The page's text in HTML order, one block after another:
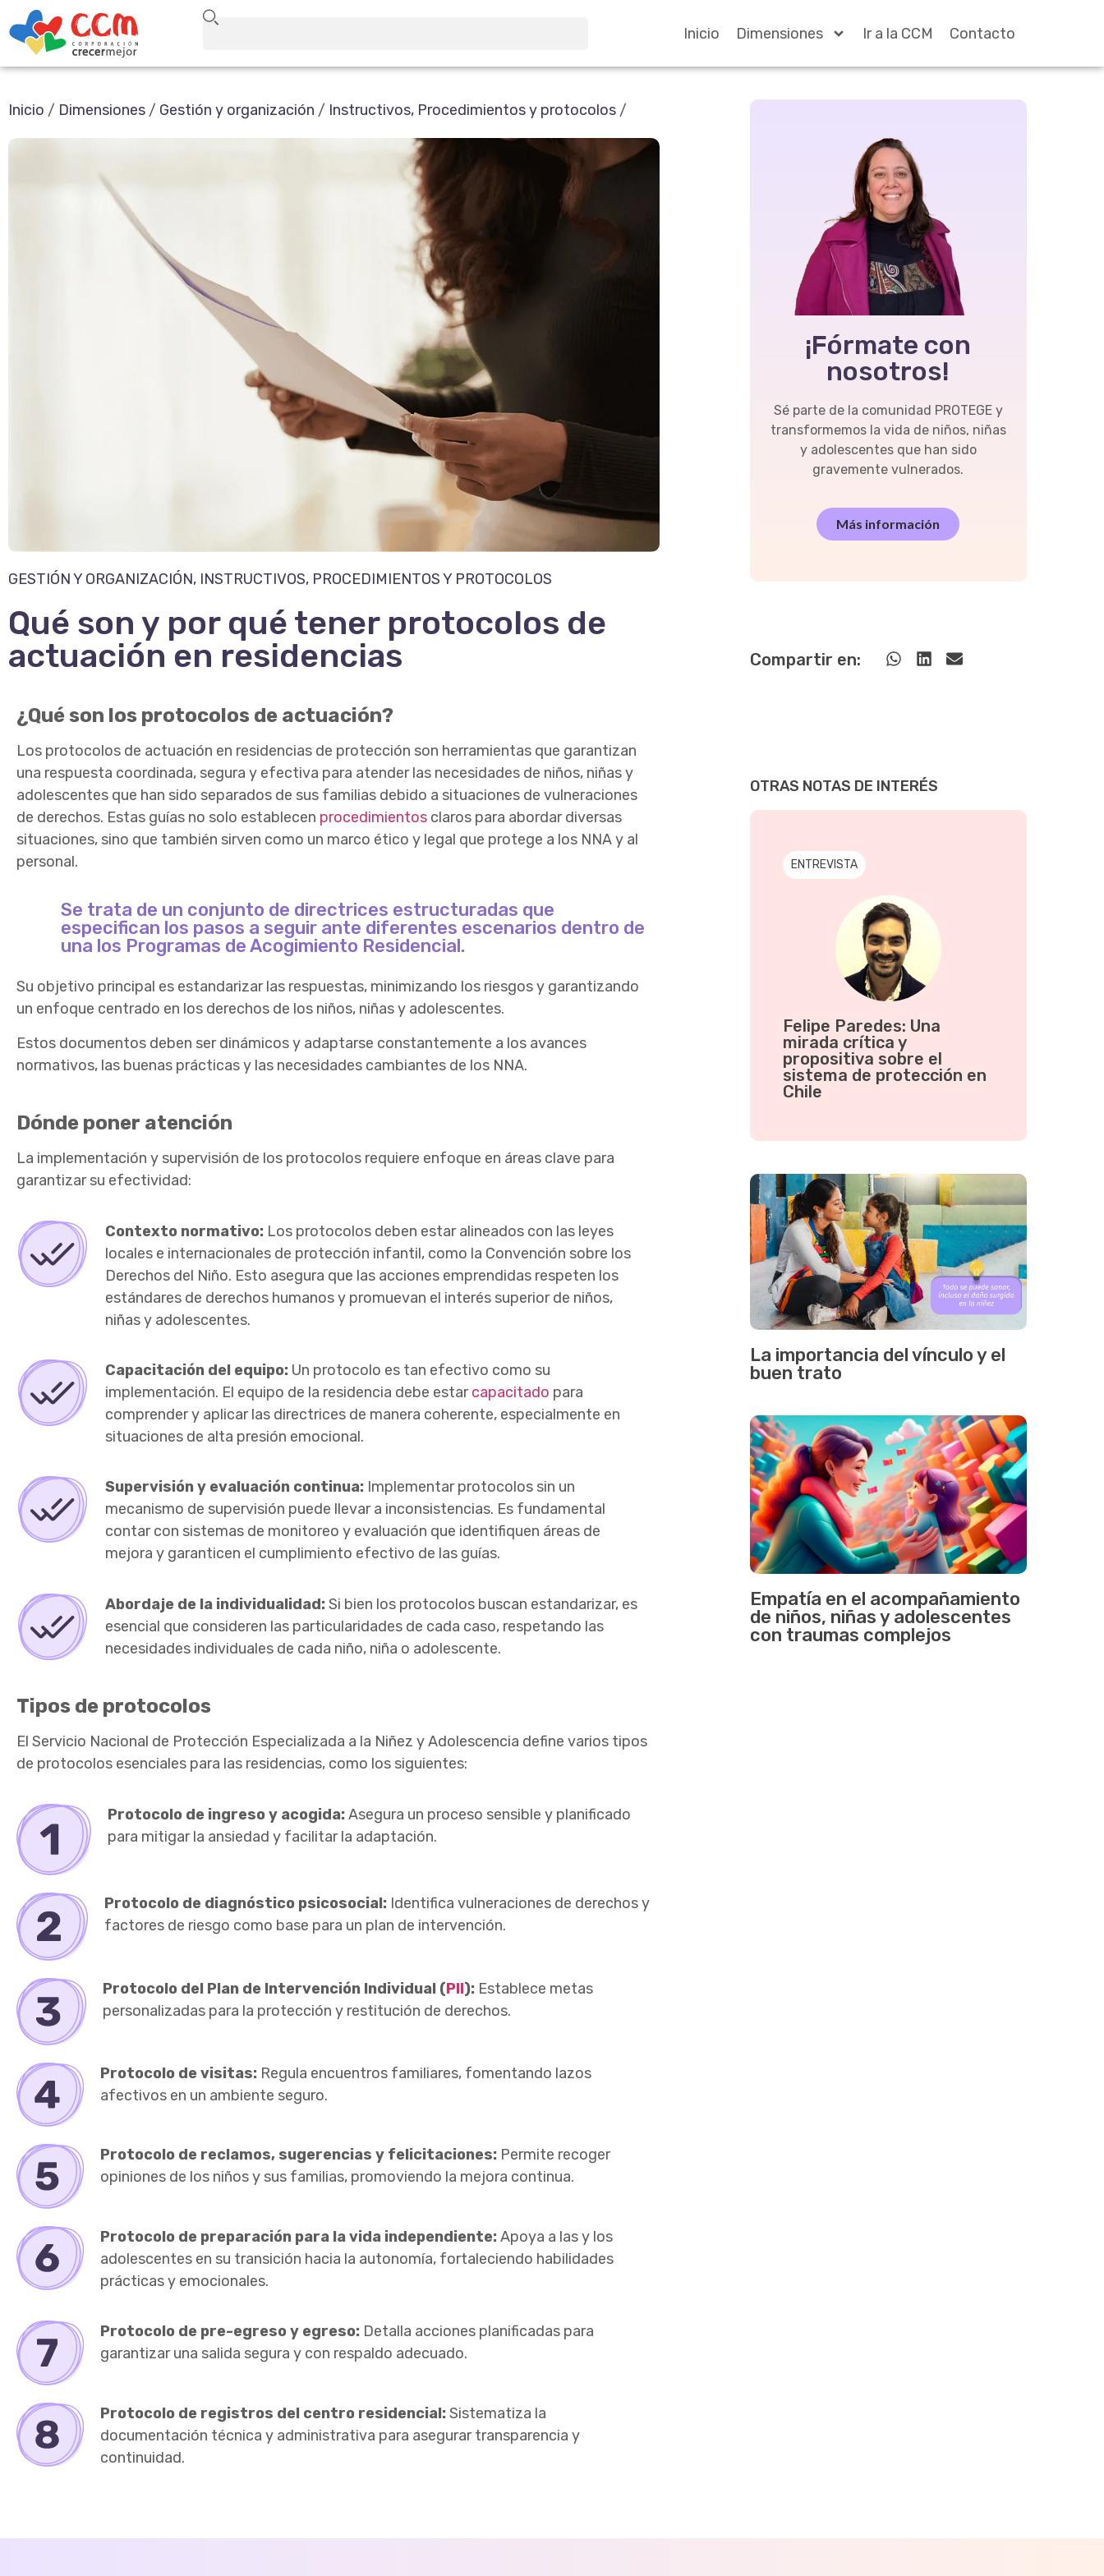
Inicio Dimensiones Ir a la CCM Contacto
Inicio / Dimensiones / Gestión y organización / Instructivos, Procedimientos y protocolos /
GESTIÓN Y ORGANIZACIÓN, INSTRUCTIVOS, PROCEDIMIENTOS Y PROTOCOLOS
Qué son y por qué tener protocolos de
actuación en residencias
¿Qué son los protocolos de actuación?
Los protocolos de actuación en residencias de protección son herramientas que garantizan
una respuesta coordinada, segura y efectiva para atender las necesidades de niños, niñas y
adolescentes que han sido separados de sus familias debido a situaciones de vulneraciones
de derechos. Estas guías no solo establecen procedimientos claros para abordar diversas
situaciones, sino que también sirven como un marco ético y legal que protege a los NNA y al
personal.
Se trata de un conjunto de directrices estructuradas que
especifican los pasos a seguir ante diferentes escenarios dentro de
una los Programas de Acogimiento Residencial.
Su objetivo principal es estandarizar las respuestas, minimizando los riesgos y garantizando
un enfoque centrado en los derechos de los niños, niñas y adolescentes.
Estos documentos deben ser dinámicos y adaptarse constantemente a los avances
normativos, las buenas prácticas y las necesidades cambiantes de los NNA.
Dónde poner atención
La implementación y supervisión de los protocolos requiere enfoque en áreas clave para
garantizar su efectividad:
Contexto normativo: Los protocolos deben estar alineados con las leyes
locales e internacionales de protección infantil, como la Convención sobre los
Derechos del Niño. Esto asegura que las acciones emprendidas respeten los
estándares de derechos humanos y promuevan el interés superior de niños,
niñas y adolescentes.
Capacitación del equipo: Un protocolo es tan efectivo como su
implementación. El equipo de la residencia debe estarcapacitado para
comprender y aplicar las directrices de manera coherente, especialmente en
situaciones de alta presión emocional.
Supervisión y evaluación continua: Implementar protocolos sin un
mecanismo de supervisión puede llevar a inconsistencias. Es fundamental
contar con sistemas de monitoreo y evaluación que identifiquen áreas de
mejora y garanticen el cumplimiento efectivo de las guías.
Abordaje de la individualidad:Si bien los protocolos buscan estandarizar, es
esencial que consideren las particularidades de cada caso, respetando las
necesidades individuales de cada niño, niña o adolescente.
Tipos de protocolos
El Servicio Nacional de Protección Especializada a la Niñez y Adolescencia define varios tipos
de protocolos esenciales para las residencias, como los siguientes:
Protocolo de ingreso y acogida:Asegura un proceso sensible y planificado
para mitigar la ansiedad y facilitar la adaptación.
Protocolo de diagnóstico psicosocial:Identifica vulneraciones de derechos y
factores de riesgo como base para un plan de intervención.
Protocolo del Plan de Intervención Individual (PII):Establece metas
personalizadas para la protección y restitución de derechos.
Protocolo de visitas:Regula encuentros familiares, fomentando lazos
afectivos en un ambiente seguro.
Protocolo de reclamos, sugerencias y felicitaciones:Permite recoger
opiniones de los niños y sus familias, promoviendo la mejora continua.
Protocolo de preparación para la vida independiente:Apoya a las y los
adolescentes en su transición hacia la autonomía, fortaleciendo habilidades
prácticas y emocionales.
Protocolo de pre-egreso y egreso:Detalla acciones planificadas para
garantizar una salida segura y con respaldo adecuado.
Protocolo de registros del centro residencial:Sistematiza la
documentación técnica y administrativa para asegurar transparencia y
continuidad.
¡Fórmate con
nosotros!
Sé parte de la comunidad PROTEGE y
transformemos la vida de niños, niñas
y adolescentes que han sido
gravemente vulnerados.
Más información
Compartir en:
OTRAS NOTAS DE INTERÉS
ENTREVISTA
Felipe Paredes: Una
mirada crítica y
propositiva sobre el
sistema de protección en
Chile
La importancia del vínculo y el
buen trato
Empatía en el acompañamiento
de niños, niñas y adolescentes
con traumas complejos